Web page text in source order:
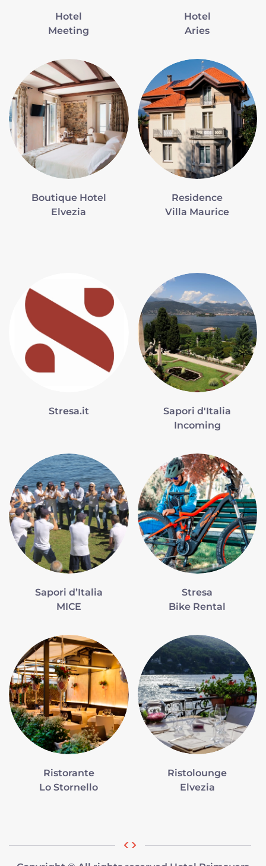
Hotel
Meeting
Hotel
Aries
Boutique Hotel
Elvezia
Residence
Villa Maurice
Stresa.it
Sapori d'Italia
Incoming
Sapori d’Italia
MICE
Stresa
Bike Rental
Ristorante
Lo Stornello
Ristolounge
Elvezia